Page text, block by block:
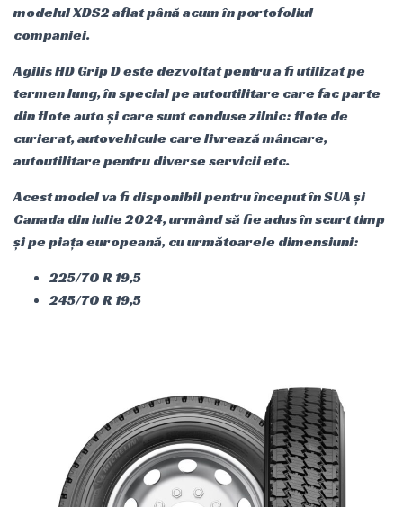
modelul XDS2 aflat până acum în portofoliul
companiei.
Agilis HD Grip D este dezvoltat pentru a fi utilizat pe
termen lung, în special pe autoutilitare care fac parte
din flote auto și care sunt conduse zilnic: flote de
curierat, autovehicule care livrează mâncare,
autoutilitare pentru diverse servicii etc.
Acest model va fi disponibil pentru început în SUA și
Canada din iulie 2024, urmând să fie adus în scurt timp
și pe piața europeană, cu următoarele dimensiuni:
225/70 R 19,5
245/70 R 19,5